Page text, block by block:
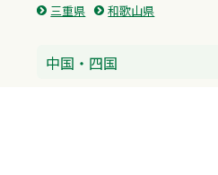
三重県
和歌山県
中国・四国